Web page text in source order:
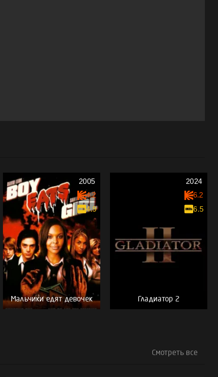
Мальчики едят девочек
2005
4.2
4.9
Гладиатор 2
2024
6.2
6.5
Смотреть все